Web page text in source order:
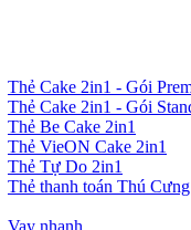
Thẻ Cake 2in1 - Gói
Thẻ Cake 2in1 - Gói
Thẻ Be Cake 2in1
Thẻ VieON Cake 2in1
Thẻ Tự Do 2in1
Thẻ thanh toán Thú Cưng
Vay nhanh